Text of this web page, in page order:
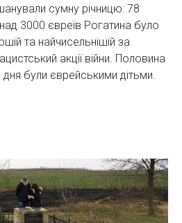
сумну річницю: 78
3000 євреїв Рогатина було
та найчисельнішій за
акції війни. Половина
були єврейськими дітьми.